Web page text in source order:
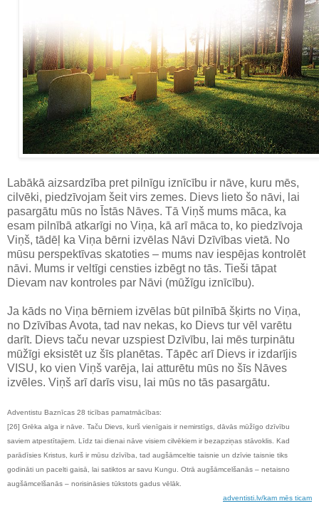
Labākā aizsardzība pret pilnīgu iznīcību ir nāve, kuru mēs,
cilvēki, piedzīvojam šeit virs zemes. Dievs lieto šo nāvi, lai
pasargātu mūs no Īstās Nāves. Tā Viņš mums māca, ka
esam pilnībā atkarīgi no Viņa, kā arī māca to, ko piedzīvoja
Viņš, tādēļ ka Viņa bērni izvēlas Nāvi Dzīvības vietā. No
mūsu perspektīvas skatoties – mums nav iespējas kontrolēt
nāvi. Mums ir veltīgi censties izbēgt no tās. Tieši tāpat
Dievam nav kontroles par Nāvi (mūžīgu iznīcību).
Ja kāds no Viņa bērniem izvēlas būt pilnībā šķirts no Viņa,
no Dzīvības Avota, tad nav nekas, ko Dievs tur vēl varētu
darīt. Dievs taču nevar uzspiest Dzīvību, lai mēs turpinātu
mūžīgi eksistēt uz šīs planētas. Tāpēc arī Dievs ir izdarījis
VISU, ko vien Viņš varēja, lai atturētu mūs no šīs Nāves
izvēles. Viņš arī darīs visu, lai mūs no tās pasargātu.
Adventistu Baznīcas 28 ticības pamatmācības:
[26] Grēka alga ir nāve. Taču Dievs, kurš vienīgais ir nemirstīgs, dāvās mūžīgo dzīvību
saviem atpestītajiem. Līdz tai dienai nāve visiem cilvēkiem ir bezapziņas stāvoklis. Kad
parādīsies Kristus, kurš ir mūsu dzīvība, tad augšāmceltie taisnie un dzīvie taisnie tiks
godināti un pacelti gaisā, lai satiktos ar savu Kungu. Otrā augšāmcelšanās – netaisno
augšāmcelšanās – norisināsies tūkstots gadus vēlāk.
adventisti.lv/kam mēs ticam